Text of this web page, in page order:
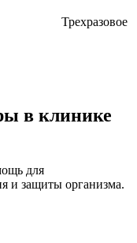
Трехразовое
в клинике
для
и защиты организма.